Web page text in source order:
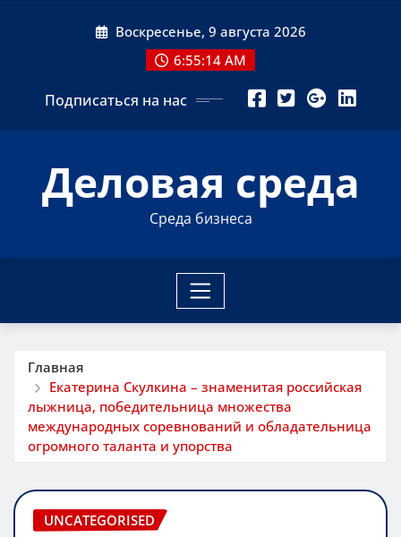
Воскресенье, 9 августа 2026
6:55:15 AM
Подписаться на нас
Деловая среда
Среда бизнеса
Главная
Екатерина Скулкина – знаменитая российская
лыжница, победительница множества
международных соревнований и обладательница
огромного таланта и упорства
UNCATEGORISED